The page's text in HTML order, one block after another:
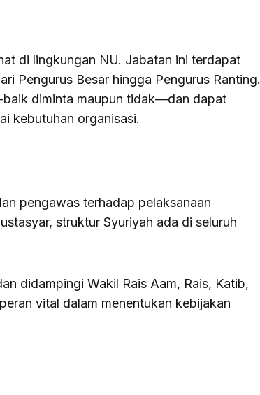
di lingkungan NU. Jabatan ini terdapat
Pengurus Besar hingga Pengurus Ranting.
diminta maupun tidak—dan dapat
kebutuhan organisasi.
pengawas terhadap pelaksanaan
struktur Syuriyah ada di seluruh
didampingi Wakil Rais Aam, Rais, Katib,
vital dalam menentukan kebijakan